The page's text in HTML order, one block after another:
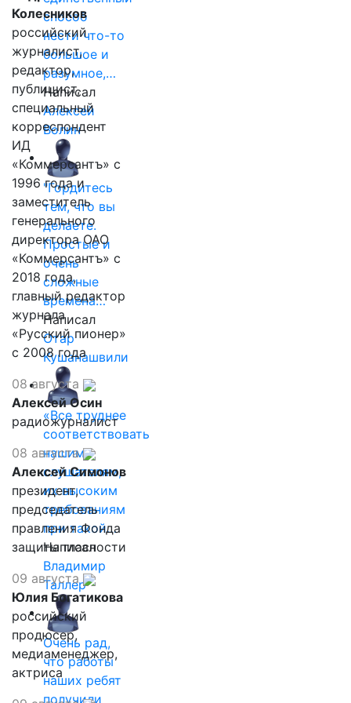
способ
нести что-то
большое и
разумное,…
Написал
Алексей
Волин
"Гордитесь
тем, что вы
делаете.
Простые и
очень
сложные
времена…
Написал
Отар
Кушанашвили
«Все труднее
соответствовать
нашим
слушателям,
их высоким
требованиям
при такой…
Написал
Владимир
Таллер
Очень рад,
что работы
наших ребят
получили
Колесников
российский
журналист,
редактор,
публицист,
специальный
корреспондент
ИД
«Коммерсантъ» с
1996 года и
заместитель
генерального
директора ОАО
«Коммерсантъ» с
2018 года,
главный редактор
журнала
«Русский пионер»
с 2008 года
08 августа
Алексей Осин
радиожурналист
08 августа
Алексей Симонов
президент,
председатель
правления Фонда
защиты гласности
09 августа
Юлия Богатикова
российский
продюсер,
медиаменеджер,
актриса